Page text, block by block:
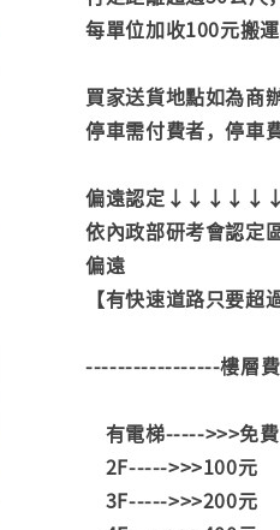
每單位加收100元搬
買家送貨地點如為商
停車需付費者，停車
偏遠認定
依內政部研考會認定
偏遠
【有快速道路只要超
-----------------樓層
有電梯----->>>免費
2F----->>>100元
3F----->>>200元